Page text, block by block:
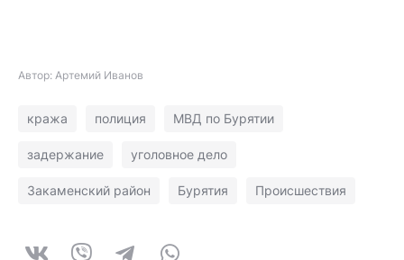
Автор: Артемий Иванов
кража полиция МВД по Бурятии
задержание уголовное дело
Закаменский район Бурятия Происшествия